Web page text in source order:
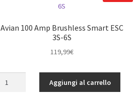
Avian 100 Amp Brushless Smart ESC
3S-6S
119,99€
Aggiungi al carrello